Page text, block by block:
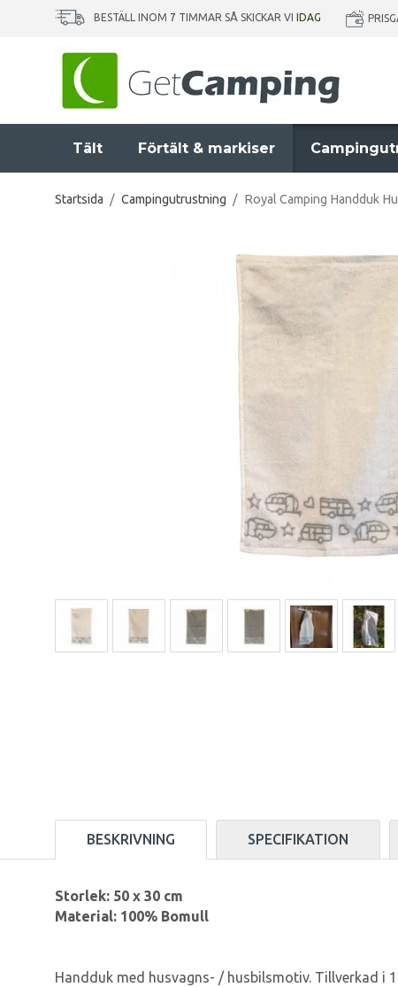
BESTÄLL INOM 7 TIMMAR SÅ SKICKAR VI IDAG
Tält Förtält & markiser
Startsida / Campingutrustning / Royal Camping Handduk
BESKRIVNING SPECIFIKATION
Storlek: 50 x 30 cm
Material: 100% Bomull
Handduk med husvagns- / husbilsmotiv. Tillverkad i